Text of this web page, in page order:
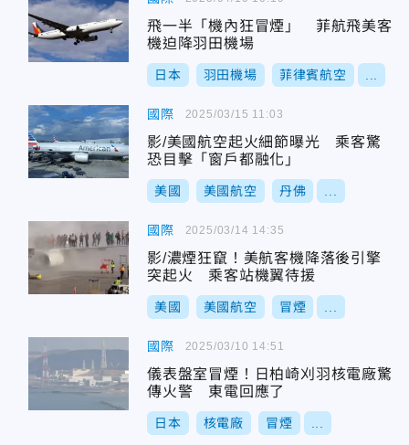
飛一半「機內狂冒煙」 菲航飛美客
機迫降羽田機場
日本 羽田機場 菲律賓航空
國際
影/美國航空起火細節曝光 乘客驚
恐目擊「窗戶都融化」
美國 美國航空 丹佛
2025/03/15 11:03
國際
影/濃煙狂竄！美航客機降落後引擎
突起火 乘客站機翼待援
美國 美國航空 冒煙
2025/03/14 14:35
國際
儀表盤室冒煙！日柏崎刈羽核電廠驚
傳火警 東電回應了
日本 核電廠 冒煙
2025/03/10 14:51